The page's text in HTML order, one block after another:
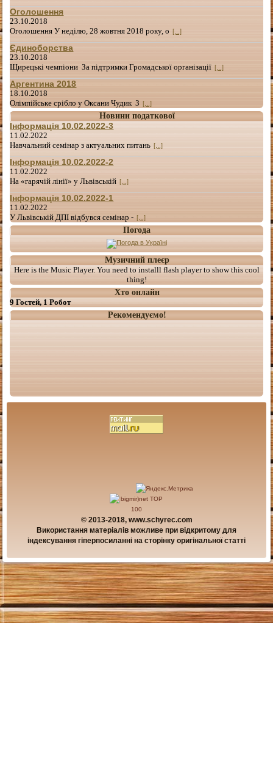
Оголошення
23.10.2018
Оголошення У неділю, 28 жовтня 2018 року, о [...]
Єдиноборства
23.10.2018
Щирецькі чемпіони За підтримки Громадської організації [...]
Аргентина 2018
18.10.2018
Олімпійське срібло у Оксани Чудик З [...]
Новини податкової
Інформація 10.02.2022-3
11.02.2022
Навчальний семінар з актуальних питань [...]
Інформація 10.02.2022-2
11.02.2022
На «гарячій лінії» у Львівській [...]
Інформація 10.02.2022-1
11.02.2022
У Львівській ДПІ відбувся семінар - [...]
Погода
Музичний плеєр
Here is the Music Player. You need to installl flash player to show this cool
thing!
Хто онлайн
9 Гостей, 1 Робот
Рекомендуємо!
© 2013-2018, www.schyrec.com
Використання матеріалів можливе при відкритому для
індексування гіперпосиланні на сторінку оригінальної статті